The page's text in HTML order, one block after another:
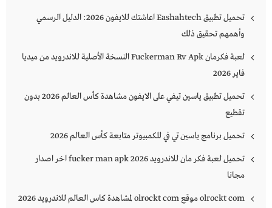
تحميل تطبيق Eashahtech اعاشتك للايفون 2026: الدليل الرسمي
وأهمهم تحقيق ذلك
لعبة فكرمان Fuckerman Rv Apk النسخة الأصلية للاندرويد من ميديا
فاير 2026
تحميل تطبيق ياسين تيفي على الايفون مشاهدة كأس العالم 2026 بدون
تقطيع
تحميل برنامج ياسين تي في للكمبيوتر متابعة كأس العالم 2026
تحميل لعبة فكر مان للاندرويد 2026 fucker man apk اخر اصدار
مجانا
olrockt com موقع olrockt com لمشاهدة كاس العالم للاندرويد 2026